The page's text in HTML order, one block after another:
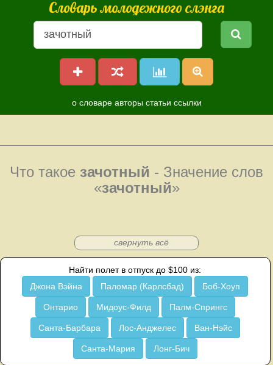
Словарь молодежного слэнга
о словаре авторы статьи ссылки
Что такое зачотный - Значение слов
«зачотный»
свернуть всё
Найти полет в отпуск до $100 из:
Джона Вэйна
Паломар (Карлсбад) Боб-Хоуп
Онтарио Мидоус-Филд Палм-Спрингс
Санта-Барбара Лос-Анджелес Ван-Нэйс
Санта-Мария Лонг-Бич